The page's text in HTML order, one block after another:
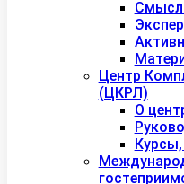
Центр
(ЦКРЛ)
О